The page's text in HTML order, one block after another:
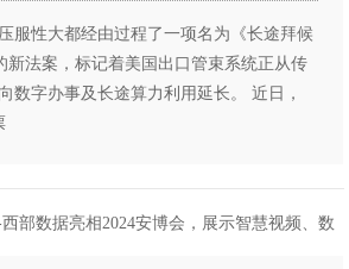
服性大都经由过程了一项名为《长途拜候
新法案，标记着美国出口管束系统正从传
数字办事及长途算力利用延长。 近日，